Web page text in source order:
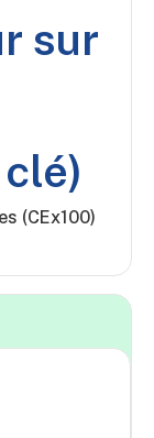
sur
(CEx100)